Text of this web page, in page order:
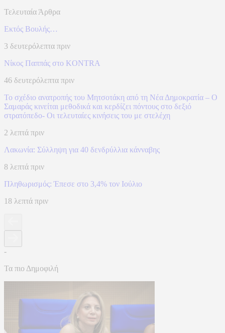
Τελευταία Άρθρα
Εκτός Βουλής…
3 δευτερόλεπτα πριν
Νίκος Παππάς στο KONTRA
46 δευτερόλεπτα πριν
Το σχέδιο ανατροπής του Μητσοτάκη από τη Νέα Δημοκρατία – Ο
Σαμαράς κινείται μεθοδικά και κερδίζει πόντους στο δεξιό
στρατόπεδο- Οι τελευταίες κινήσεις του με στελέχη
2 λεπτά πριν
Λακωνία: Σύλληψη για 40 δενδρύλλια κάνναβης
8 λεπτά πριν
Πληθωρισμός: Έπεσε στο 3,4% τον Ιούλιο
18 λεπτά πριν
-
Τα πιο Δημοφιλή